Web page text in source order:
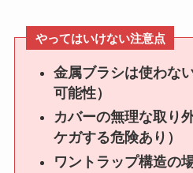
やってはいけない注意点
金属ブラシは使わな
可能性）
カバーの無理な取り
ケガする危険あり）
ワントラップ構造の